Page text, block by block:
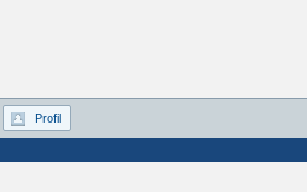
Profil